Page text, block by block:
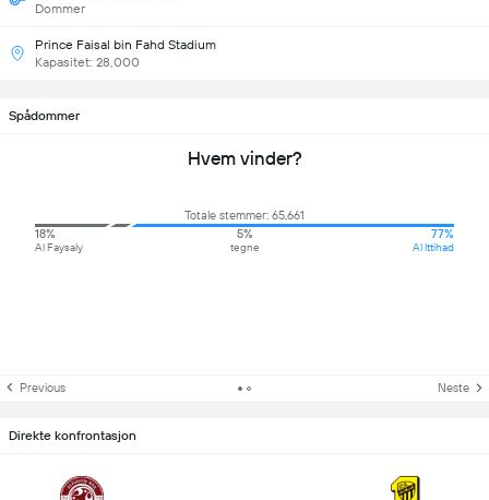
Dommer
Prince Faisal bin Fahd Stadium
Kapasitet: 28,000
Spådommer
Hvem vinder?
Totale stemmer: 65,661
18%
Al Faysaly
5%
tegne
77%
Al Ittihad
Previous Neste
Direkte konfrontasjon